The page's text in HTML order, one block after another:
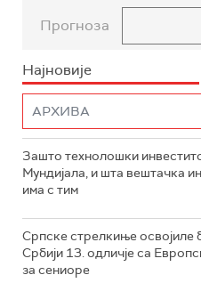
Прогноза
Најновије
Зашто технолошки
Мундијала, и шта вештачка
има с тим
Српске стрелкиње освојиле
Србији 13. одличје са
за сениоре